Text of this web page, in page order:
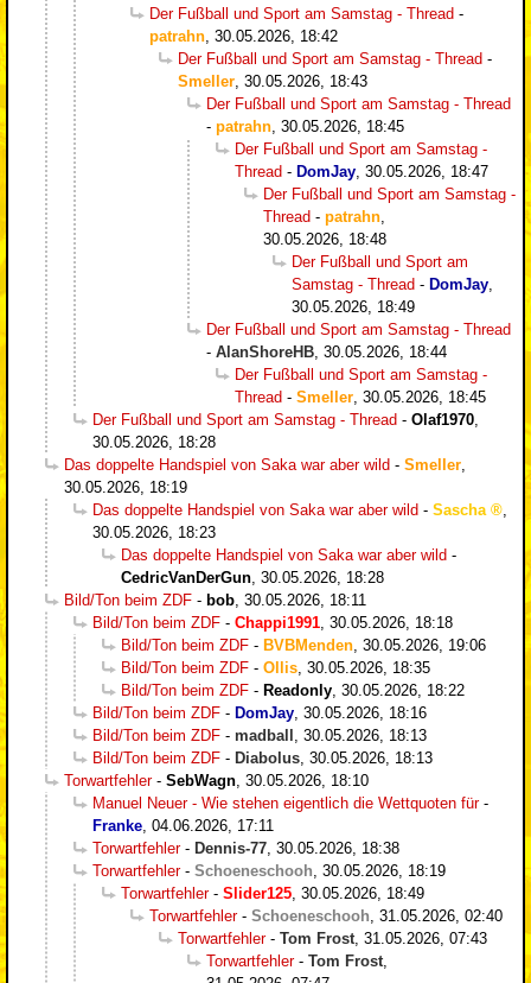
Der Fußball und Sport am Samstag - Thread -
patrahn 30.05.2026, 18:42
Der Fußball und Sport am Samstag - Thread -
Smeller 30.05.2026, 18:43
Der Fußball und Sport am Samstag - Thread
- patrahn 30.05.2026, 18:45
Der Fußball und Sport am Samstag -
Thread - DomJay 30.05.2026, 18:47
Der Fußball und Sport am Samstag -
Thread - patrahn
30.05.2026, 18:48
Der Fußball und Sport am
Samstag - Thread - DomJay
30.05.2026, 18:49
Der Fußball und Sport am Samstag - Thread
- AlanShoreHB 30.05.2026, 18:44
Der Fußball und Sport am Samstag -
Thread - Smeller 30.05.2026, 18:45
Der Fußball und Sport am Samstag - Thread - Olaf1970
30.05.2026, 18:28
Das doppelte Handspiel von Saka war aber wild - Smeller
30.05.2026, 18:19
Das doppelte Handspiel von Saka war aber wild - Sascha
30.05.2026, 18:23
Das doppelte Handspiel von Saka war aber wild -
CedricVanDerGun 30.05.2026, 18:28
Bild/Ton beim ZDF - bob 30.05.2026, 18:11
Bild/Ton beim ZDF - Chappi1991 30.05.2026, 18:18
Bild/Ton beim ZDF - BVBMenden 30.05.2026, 19:06
Bild/Ton beim ZDF - Ollis 30.05.2026, 18:35
Bild/Ton beim ZDF - Readonly 30.05.2026, 18:22
Bild/Ton beim ZDF - DomJay 30.05.2026, 18:16
Bild/Ton beim ZDF - madball
30.05.2026, 18:13
Bild/Ton beim ZDF - Diabolus 30.05.2026, 18:13
Torwartfehler- SebWagn 30.05.2026, 18:10
Manuel Neuer - Wie stehen eigentlich die Wettquoten für-
Franke 04.06.2026, 17:11
Torwartfehler- Dennis-77 30.05.2026, 18:38
Torwartfehler- Schoeneschooh 30.05.2026, 18:19
Torwartfehler- Slider125 30.05.2026, 18:49
Torwartfehler- Schoeneschooh 31.05.2026, 02:40
Torwartfehler- Tom Frost 31.05.2026, 07:43
Torwartfehler- Tom Frost